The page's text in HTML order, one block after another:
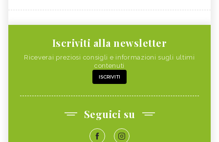
Iscriviti alla newsletter
Riceverai preziosi consigli e informazioni sugli ultimi
contenuti
ISCRIVITI
Seguici su